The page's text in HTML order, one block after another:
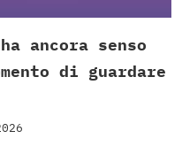
ancora senso
di guardare